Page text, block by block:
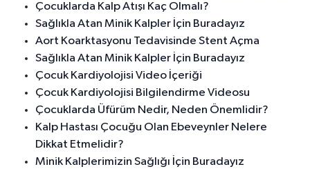
Çocuklarda Kalp Atışı Kaç Olmalı?
Sağlıkla Atan Minik Kalpler İçin Buradayız
Aort Koarktasyonu Tedavisinde Stent Açma
Sağlıkla Atan Minik Kalpler İçin Buradayız
Çocuk Kardiyolojisi Video İçeriği
Çocuk Kardiyolojisi Bilgilendirme Videosu
Çocuklarda Üfürüm Nedir, Neden Önemlidir?
Kalp Hastası Çocuğu Olan Ebeveynler Nelere
Dikkat Etmelidir?
Minik Kalplerimizin Sağlığı İçin Buradayız